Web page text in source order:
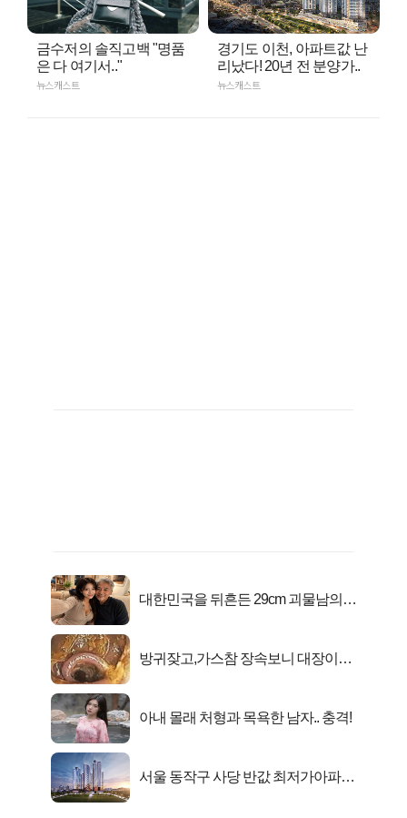
금수저의 솔직고백 "명품
은 다 여기서.."
뉴스캐스트
경기도 이천, 아파트값 난
리났다! 20년 전 분양가..
뉴스캐스트
대한민국을 뒤흔든 29cm 괴물남의
방귀잦고,가스참 장속보니 대장이아
아내 몰래 처형과 목욕한 남자.. 충격!
서울 동작구 사당 반값 최저가아파트